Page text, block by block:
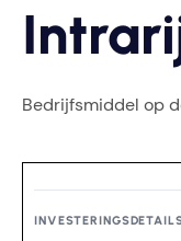
Bedrijfsmiddel op